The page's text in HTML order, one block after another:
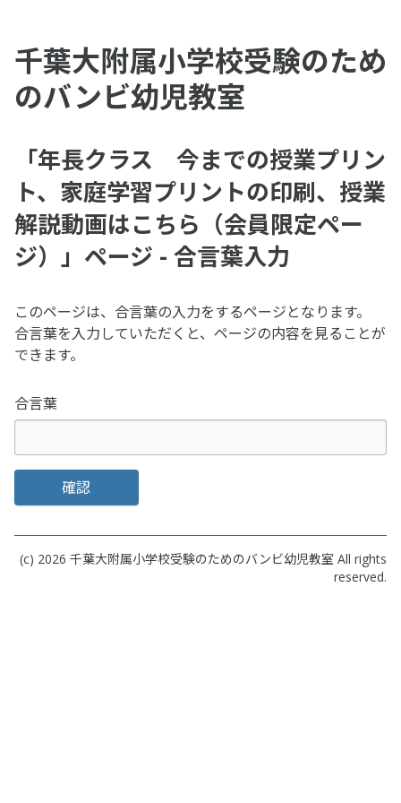
千葉大附属小学校受験のため
のバンビ幼児教室
「年長クラス 今までの授業プリン
ト、家庭学習プリントの印刷、授業
解説動画はこちら（会員限定ペー
ジ）」ページ - 合言葉入力
このページは、合言葉の入力をするページとなります。
合言葉を入力していただくと、ページの内容を見ることが
できます。
合言葉
確認
(c) 2026 千葉大附属小学校受験のためのバンビ幼児教室 All rights
reserved.